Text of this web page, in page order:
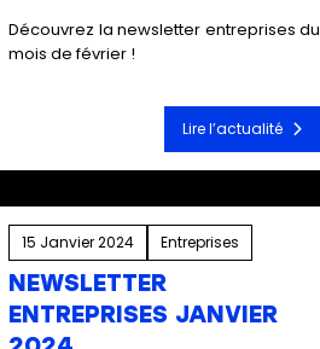
Découvrez la newsletter entreprises du
mois de février !
Lire l’actualité
15 Janvier 2024 Entreprises
NEWSLETTER
ENTREPRISES JANVIER